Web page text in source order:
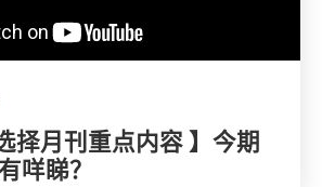
择月刊重点内容 】今期
咩睇？